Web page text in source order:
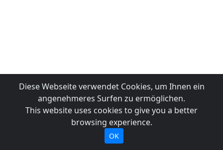
Diese Webseite verwendet Cookies, um Ihnen ein
angenehmeres Surfen zu ermöglichen.
This website uses cookies to give you a better
browsing experience.
OK